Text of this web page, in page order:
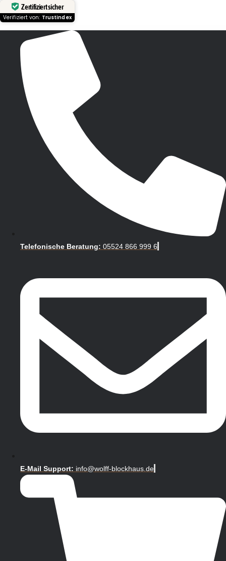
Zertifiziert sicher
Verifiziert von: Trustindex
Telefonische Beratung: 05524 866 999 6
E-Mail Support: info@wolff-blockhaus.de